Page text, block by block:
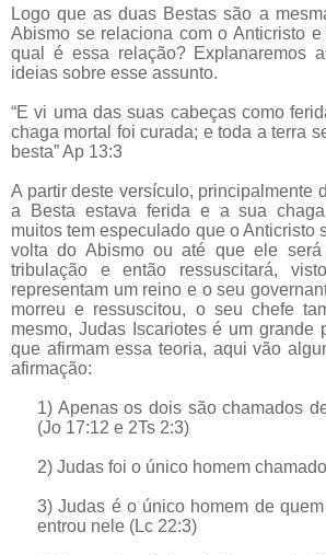
Logo que as duas Bestas são a
Abismo se relaciona com o Anticristo
qual é essa relação? Explanaremos
ideias sobre esse assunto.
“E vi uma das suas cabeças como
chaga mortal foi curada; e toda a terra
besta” Ap 13:3
A partir deste versículo, principalmente
a Besta estava ferida e a sua
muitos tem especulado que o Anticristo
volta do Abismo ou até que ele
tribulação e então ressuscitará,
representam um reino e o seu
morreu e ressuscitou, o seu chefe
mesmo, Judas Iscariotes é um grande
que afirmam essa teoria, aqui vão
afirmação:
1) Apenas os dois são chamados
(Jo 17:12 e 2Ts 2:3)
2) Judas foi o único homem
3) Judas é o único homem de
entrou nele (Lc 22:3)